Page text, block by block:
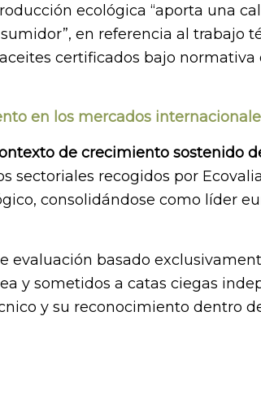
ecológica “aporta una
en referencia al trabajo
certificados bajo normativa
en los mercados
de crecimiento sostenido
sectoriales recogidos por
consolidándose como líder
evaluación basado
y sometidos a catas ciegas
y su reconocimiento dentro